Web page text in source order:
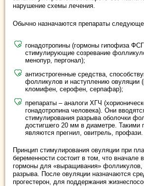
нарушение схемы лечения.
Обычно назначаются препараты
гонадотропины (гормоны гипофиза
стимулирующие созревание
менопур, пергонал);
антиэстрогенные средства,
фолликулов и наступлению овуляции
кломифен, серофен, серпафар);
препараты – аналоги ХГЧ
гонадотропина человека). Они
стимулирования разрыва оболочки
достигшего 20 мм в диаметре. Такими
являются прегнил, овитрель, профази.
Принцип стимулирования овуляции при
беременности состоит в том, что вначале
гормоны для «выращивания» фолликулов,
разрыва. После овуляции назначаются
прогестерон, для поддержания